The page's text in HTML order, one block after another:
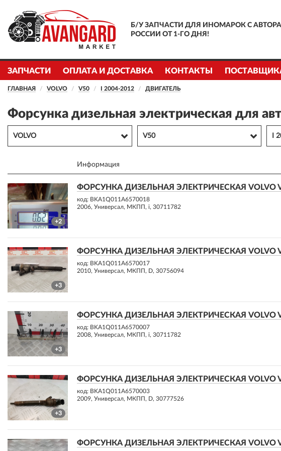
Б/У ЗАПЧАСТИ ДЛЯ ИНОМАРОК С
РОССИИ ОТ 1-ГО ДНЯ!
ЗАПЧАСТИ ОПЛАТА И ДОСТАВКА КОНТАКТЫ
ГЛАВНАЯ VOLVO V50 I 2004-2012 ДВИГАТЕЛЬ
Форсунка дизельная электрическая для
VOLVO V50 I
Информация
+2
ФОРСУНКА ДИЗЕЛЬНАЯ ЭЛЕКТРИЧЕСКАЯ VOLVO
код: BKA1Q011A6570018
2006, Универсал, МКПП, i, 30711782
+3
ФОРСУНКА ДИЗЕЛЬНАЯ ЭЛЕКТРИЧЕСКАЯ VOLVO
код: BKA1Q011A6570017
2010, Универсал, МКПП, D, 30756094
+3
ФОРСУНКА ДИЗЕЛЬНАЯ ЭЛЕКТРИЧЕСКАЯ VOLVO
код: BKA1Q011A6570007
2008, Универсал, МКПП, i, 30711782
+3
ФОРСУНКА ДИЗЕЛЬНАЯ ЭЛЕКТРИЧЕСКАЯ VOLVO
код: BKA1Q011A6570003
2009, Универсал, МКПП, D, 30777526
ФОРСУНКА ДИЗЕЛЬНАЯ ЭЛЕКТРИЧЕСКАЯ VOLVO